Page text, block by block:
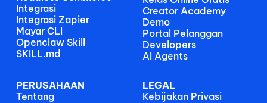
Integrasi
Integrasi Zapier
Mayar CLI
Openclaw Skill
SKILL.md
Creator Academy
Demo
Portal Pelanggan
Developers
AI Agents
PERUSAHAAN
Tentang
LEGAL
Kebijakan Privasi